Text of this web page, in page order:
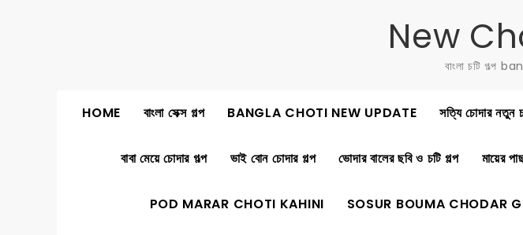
New
বাংলা চটি
HOME বাংলা সেক্স গল্প BANGLA CHOTI NEW UPDATE সত্যি চোদার নতুন
বাবা মেয়ে চোদার গল্প ভাই বোন চোদার গল্প ভোদার বালের ছবি ও চটি গল্প মায়ের
POD MARAR CHOTI KAHINI SOSUR BOUMA CHODAR